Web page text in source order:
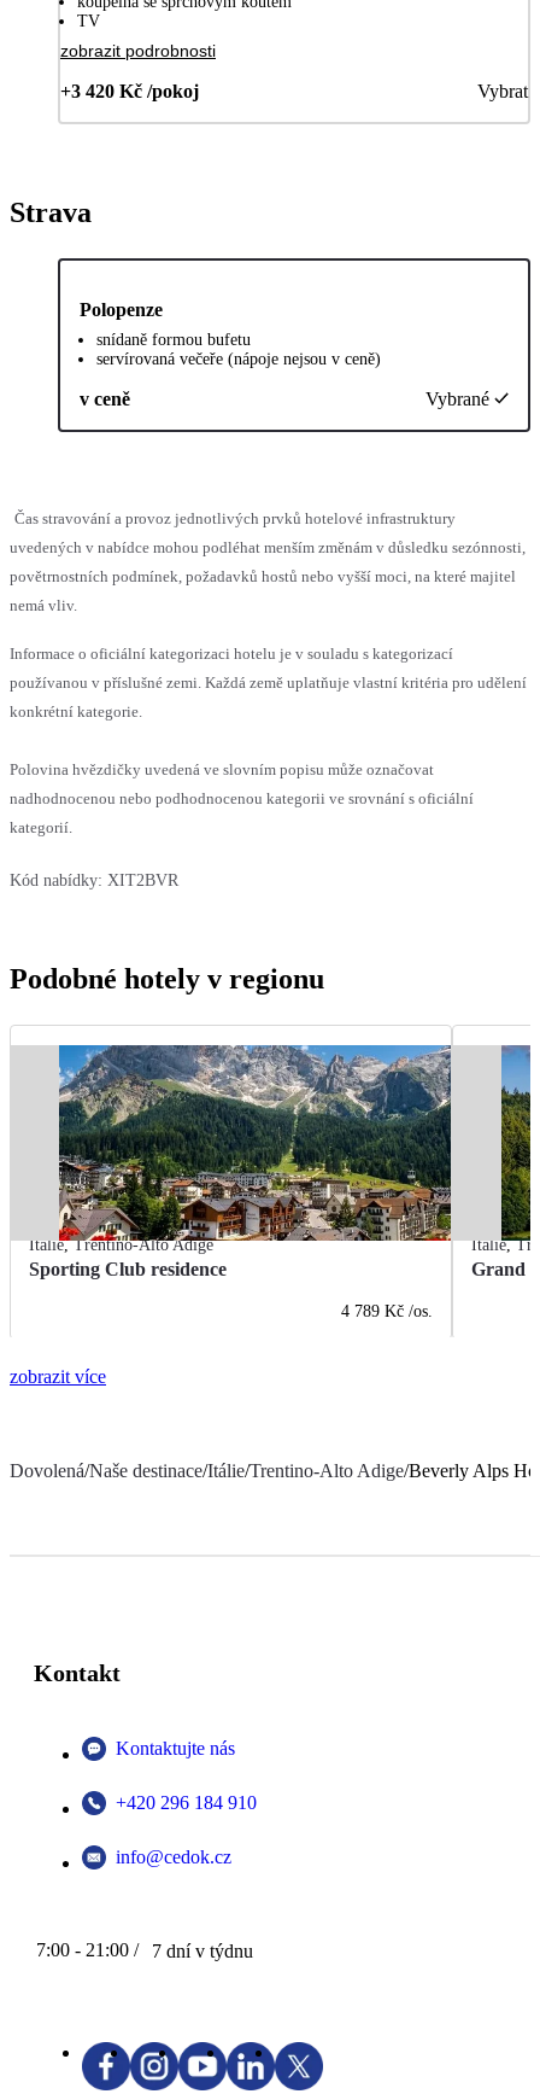
TV
zobrazit podrobnosti
+3 420 Kč /pokoj Vybrat
Strava
Polopenze
snídaně formou bufetu
servírovaná večeře (nápoje nejsou v ceně)
v ceně Vybrané
Čas stravování a provoz jednotlivých prvků hotelové infrastruktury
uvedených v nabídce mohou podléhat menším změnám v důsledku sezónnosti,
povětrnostních podmínek, požadavků hostů nebo vyšší moci, na které majitel
nemá vliv.
Informace o oficiální kategorizaci hotelu je v souladu s kategorizací
používanou v příslušné zemi. Každá země uplatňuje vlastní kritéria pro udělení
konkrétní kategorie.
Polovina hvězdičky uvedená ve slovním popisu může označovat
nadhodnocenou nebo podhodnocenou kategorii ve srovnání s oficiální
kategorií.
Kód nabídky: XIT2BVR
Podobné hotely v regionu
Itálie,Trentino-Alto Adige
Sporting Club residence
4 789 Kč /os.
Itálie,
Grand
zobrazit více
Dovolená/Naše destinace/Itálie/Trentino-Alto Adige/Beverly Alps
Kontakt
Kontaktujte nás
+420 296 184 910
info@cedok.cz
7:00 - 21:00 / 7 dní v týdnu